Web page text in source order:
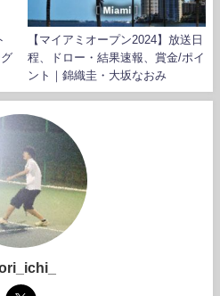
【マイアミオープン2024】放送日
程、ドロー・結果速報、賞金/ポイ
ント｜錦織圭・大坂なおみ